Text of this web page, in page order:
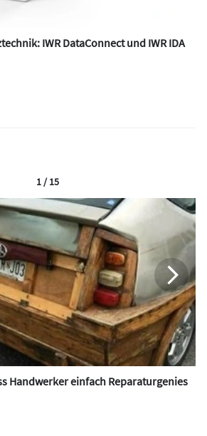
IWR DataConnect und IWR IDA
Handwerker einfach Reparaturgenies
1 / 15